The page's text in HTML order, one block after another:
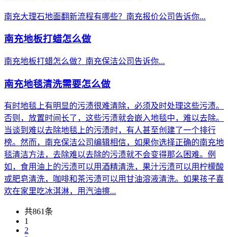
南充大理石地面翻新流程有哪些？南充报价公司告诉你...
南充地板打蜡怎么做
南充地板打蜡怎么做？南充保洁公司告诉你...
南充地毯清洗需要怎么做
有时地毯上有明显的污渍很难清除，必须及时处理这些污渍。
否则，放置时间长了，这些污渍就会嵌入地毯中，难以去除。
当谈到难以去除地毯上的污渍时，有人甚至创建了一个排行
榜。然而，南充保洁公司编辑相信，如果你选择正确的南充地
毯清洁方法，去除难以去除的污渍就不会变得那么困难。例
如，食用油上的污渍可以用酒精清洗，果汁污渍可以用柠檬酸
或肥皂清洗，咖啡和茶污渍可以用甘油溶液清洗。如果孩子喜
欢在家里吃冰淇淋，用汽油擦...
共861条
1
2